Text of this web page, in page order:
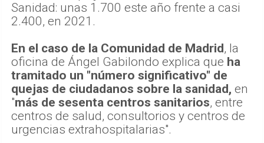
Sanidad: unas 1.700 este año frente a casi
2.400, en 2021.
En el caso de la Comunidad de Madrid, la
oficina de Ángel Gabilondo explica que ha
tramitado un "número significativo" de
quejas de ciudadanos sobre la sanidad, en
"más de sesenta centros sanitarios, entre
centros de salud, consultorios y centros de
urgencias extrahospitalarias".